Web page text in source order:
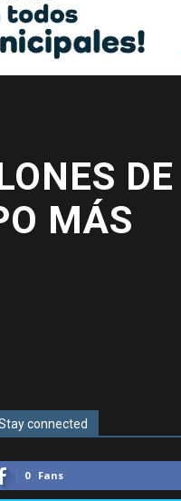
DE
MÁS
connected
0 Fans